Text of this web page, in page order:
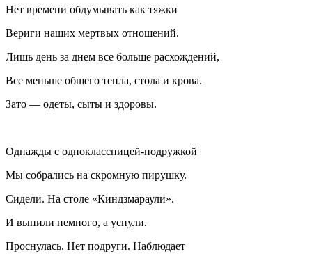
Нет времени обдумывать как тяжки
Вериги наших мертвых отношений.
Лишь день за днем все больше расхождений,
Все меньше общего тепла, стола и крова.
Зато — одеты, сыты и здоровы.
Однажды с одноклассницей-подружкой
Мы собрались на скромную пирушку.
Сидели. На столе «Киндзмараули».
И выпили немного, а уснули.
Проснулась. Нет подруги. Наблюдает